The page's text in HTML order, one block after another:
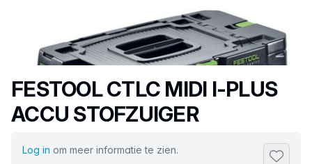
Productnaam
FESTOOL CTLC MIDI I-PLUS
ACCU STOFZUIGER
Log in om meer informatie te zien.